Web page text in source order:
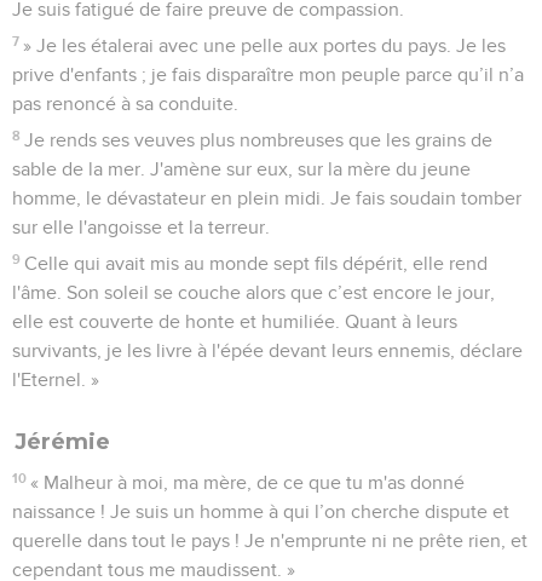
Je suis fatigué de faire preuve de compassion.
7 » Je les étalerai avec une pelle aux portes du pays. Je les
prive d'enfants ; je fais disparaître mon peuple parce qu’il n’a
pas renoncé à sa conduite.
8 Je rends ses veuves plus nombreuses que les grains de
sable de la mer. J'amène sur eux, sur la mère du jeune
homme, le dévastateur en plein midi. Je fais soudain tomber
sur elle l'angoisse et la terreur.
9 Celle qui avait mis au monde sept fils dépérit, elle rend
l'âme. Son soleil se couche alors que c’est encore le jour,
elle est couverte de honte et humiliée. Quant à leurs
survivants, je les livre à l'épée devant leurs ennemis, déclare
l'Eternel. »
Jérémie
10 « Malheur à moi, ma mère, de ce que tu m'as donné
naissance ! Je suis un homme à qui l’on cherche dispute et
querelle dans tout le pays ! Je n'emprunte ni ne prête rien, et
cependant tous me maudissent. »